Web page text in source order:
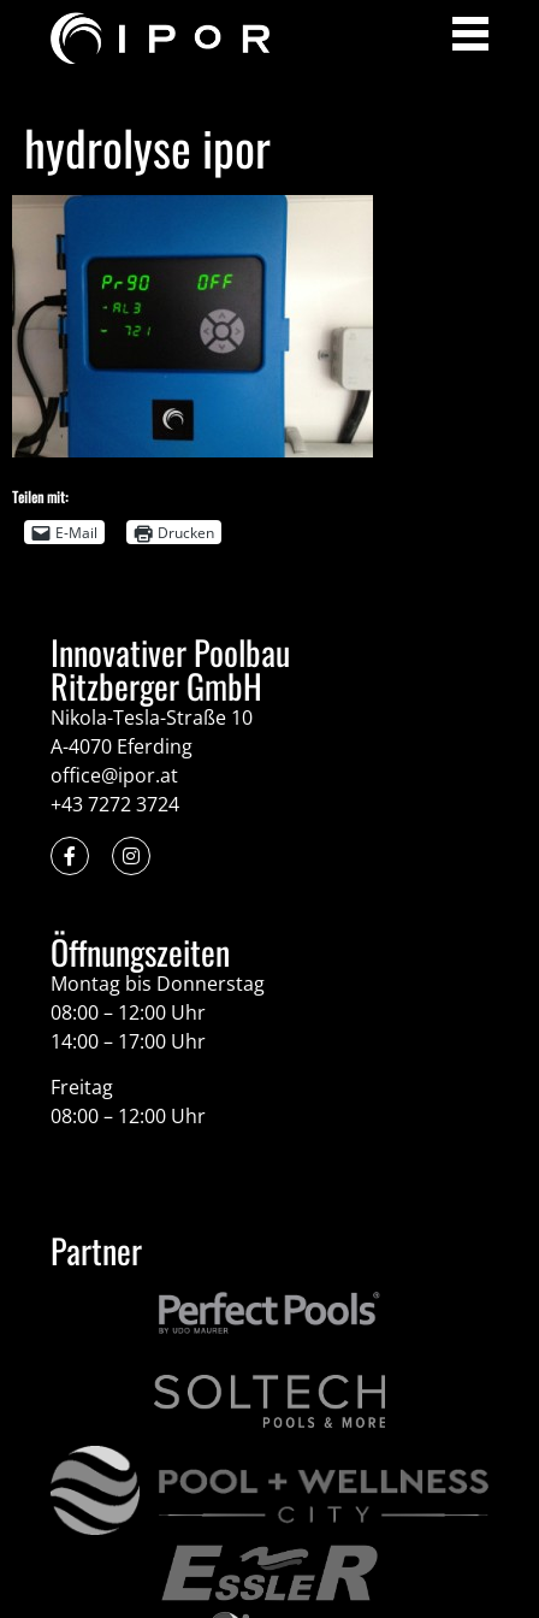
hydrolyse ipor
Teilen mit:
E-Mail
Drucken
Innovativer Poolbau
Ritzberger GmbH
Nikola-Tesla-Straße 10
A-4070 Eferding
office@ipor.at
+43 7272 3724
Öffnungszeiten
Montag bis Donnerstag
08:00 – 12:00 Uhr
14:00 – 17:00 Uhr
Freitag
08:00 – 12:00 Uhr
Partner